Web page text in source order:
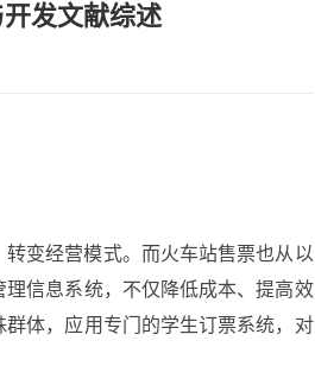
发文献综述
变经营模式。而火车站售票也从以
信息系统，不仅降低成本、提高效
体，应用专门的学生订票系统，对